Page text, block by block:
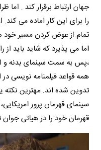
جهان ارتباط برقرار کند .
را برای این کار اماده می
تمام از عوض کردن مسیر خود
اما می پذیرد که شاید باید
،پس به سمت سینمای بدنه و
همه قواعد فیلمنامه نویسی
تدوین شده اند. مهترین نکته
سینمای قهرمان پرور
قهرمان خود را در هیاتی جوان